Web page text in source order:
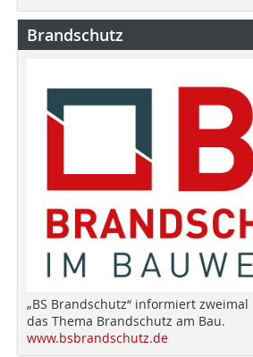
Brandschutz
„BS Brandschutz“ informiert
das Thema Brandschutz am Bau.
www.bsbrandschutz.de